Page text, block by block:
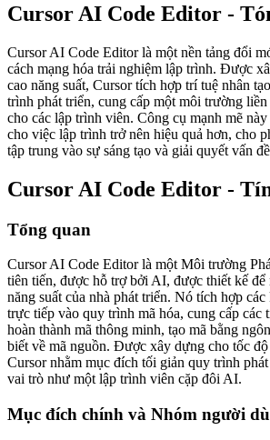
Cursor AI Code Editor -
Cursor AI Code Editor là một nền tảng đổi
cách mạng hóa trải nghiệm lập trình. Được
cao năng suất, Cursor tích hợp trí tuệ nhân
trình phát triển, cung cấp một môi trường
cho các lập trình viên. Công cụ mạnh mẽ
cho việc lập trình trở nên hiệu quả hơn, cho
tập trung vào sự sáng tạo và giải quyết vấn
Cursor AI Code Editor -
Tổng quan
Cursor AI Code Editor là một Môi trường
tiên tiến, được hỗ trợ bởi AI, được thiết kế để
năng suất của nhà phát triển. Nó tích hợp
trực tiếp vào quy trình mã hóa, cung cấp các
hoàn thành mã thông minh, tạo mã bằng
biết về mã nguồn. Được xây dựng cho tốc
Cursor nhằm mục đích tối giản quy trình
vai trò như một lập trình viên cặp đôi AI.
Mục đích chính và Nhóm người